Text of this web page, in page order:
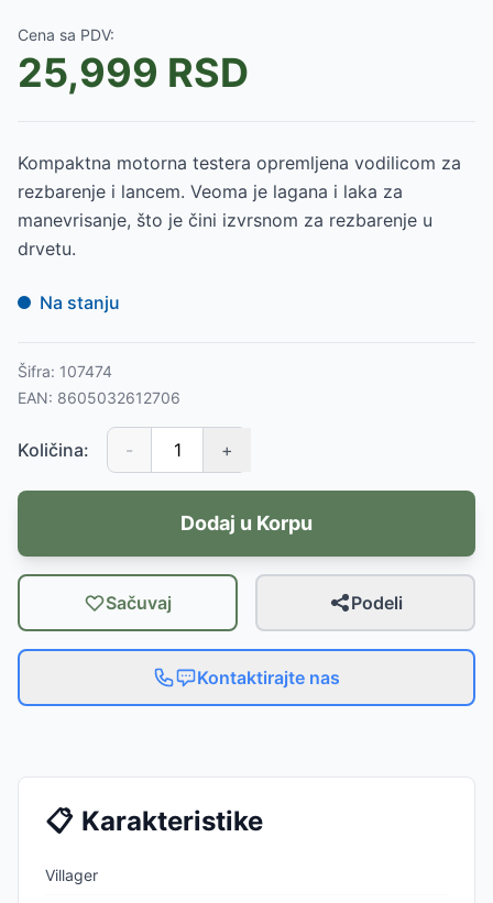
Cena sa PDV:
25,999 RSD
Kompaktna motorna testera opremljena vodilicom za
rezbarenje i lancem. Veoma je lagana i laka za
manevrisanje, što je čini izvrsnom za rezbarenje u
drvetu.
Na stanju
Šifra: 107474
EAN: 8605032612706
Količina: - +
Dodaj u Korpu
Sačuvaj Podeli
Kontaktirajte nas
📋 Karakteristike
Villager